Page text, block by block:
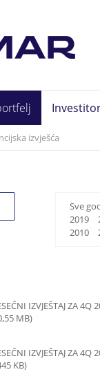
izvješća
Sve
2019
2010
IZVJEŠTAJ ZA
MB)
IZVJEŠTAJ ZA
KB)